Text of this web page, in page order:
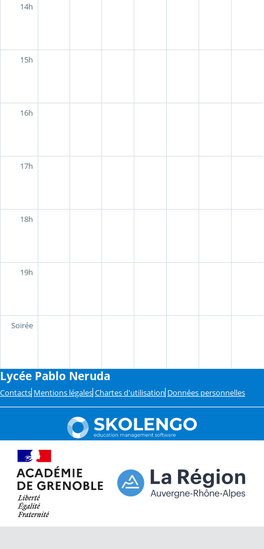
14h
15h
16h
17h
18h
19h
Soirée
Lycée Pablo Neruda
Contacts Mentions légales Chartes d'utilisation Données personnelles